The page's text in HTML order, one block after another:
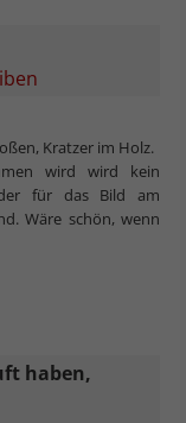
Kratzer im Holz.
wird wird kein
für das Bild am
Wäre schön, wenn
haben,